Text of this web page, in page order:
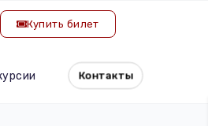
Купить билет
Контакты